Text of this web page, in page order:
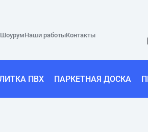
ШоурумНаши работыКонтакты
ПВХ ПАРКЕТНАЯ ДОСКА